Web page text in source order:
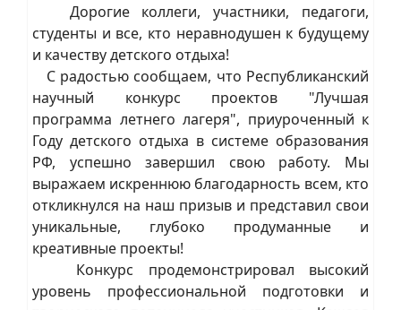
Дорогие коллеги, участники, педагоги,
студенты и все, кто неравнодушен к будущему
и качеству детского отдыха!
С радостью сообщаем, что Республиканский
научный конкурс проектов "Лучшая
программа летнего лагеря", приуроченный к
Году детского отдыха в системе образования
РФ, успешно завершил свою работу. Мы
выражаем искреннюю благодарность всем, кто
откликнулся на наш призыв и представил свои
уникальные, глубоко продуманные и
креативные проекты!
Конкурс продемонстрировал высокий
уровень профессиональной подготовки и